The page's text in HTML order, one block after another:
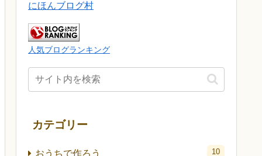
にほんブログ村
人気ブログランキング
カテゴリー
おうちで作ろう 10